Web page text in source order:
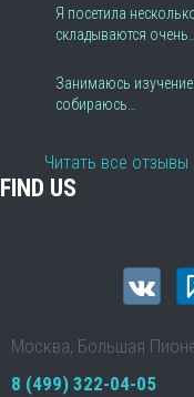
Я посетила
складываются очень…
Занимаюсь
собираюсь…
Читать все отзывы
FIND US
Москва, Большая
8 (499) 322-04-05